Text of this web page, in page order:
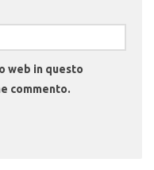
web in questo
commento.